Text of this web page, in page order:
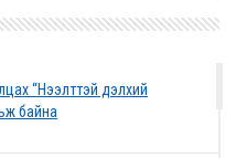
“Нээлттэй дэлхий
байна